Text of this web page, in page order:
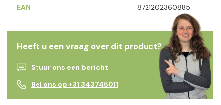
EAN
8721202360885
Heeft u een vraag over dit product?
Stuur ons een bericht
Bel ons op +31 343745011